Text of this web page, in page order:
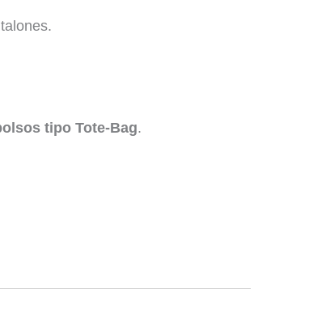
tipo Tote-Bag.